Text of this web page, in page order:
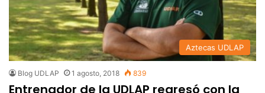
Aztecas UDLAP
Blog UDLAP 1 agosto, 2018 839
Entrenador de la UDLAP regresó con la